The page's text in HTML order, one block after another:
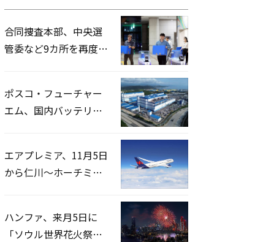
合同捜査本部、中央選
管委など9カ所を再度家
ポスコ・フューチャー
エム、国内バッテリー
エアプレミア、11月5日
から仁川〜ホーチミン
ハンファ、来月5日に
「ソウル世界花火祭り